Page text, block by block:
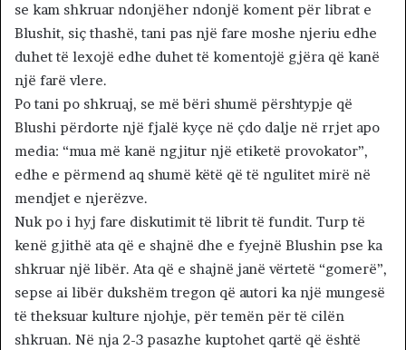
se kam shkruar ndonjëher ndonjë koment për librat e
Blushit, siç thashë, tani pas një fare moshe njeriu edhe
duhet të lexojë edhe duhet të komentojë gjëra që kanë
një farë vlere.
Po tani po shkruaj, se më bëri shumë përshtypje që
Blushi përdorte një fjalë kyçe në çdo dalje në rrjet apo
media: “mua më kanë ngjitur një etiketë provokator”,
edhe e përmend aq shumë këtë që të ngulitet mirë në
mendjet e njerëzve.
Nuk po i hyj fare diskutimit të librit të fundit. Turp të
kenë gjithë ata që e shajnë dhe e fyejnë Blushin pse ka
shkruar një libër. Ata që e shajnë janë vërtetë “gomerë”,
sepse ai libër dukshëm tregon që autori ka një mungesë
të theksuar kulture njohje, për temën për të cilën
shkruan. Në nja 2-3 pasazhe kuptohet qartë që është